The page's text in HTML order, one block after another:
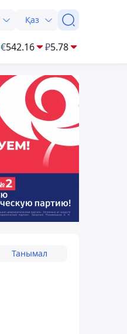
Қаз
€542.16 ₽5.78
Танымал